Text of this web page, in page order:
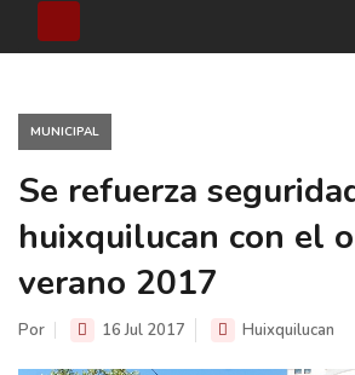
MUNICIPAL
Se refuerza
huixquilucan con el
verano 2017
Por 16 Jul 2017 Huixquilucan